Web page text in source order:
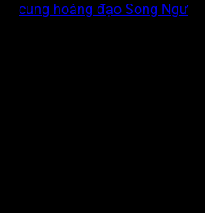
cung hoàng đạo Song Ngư